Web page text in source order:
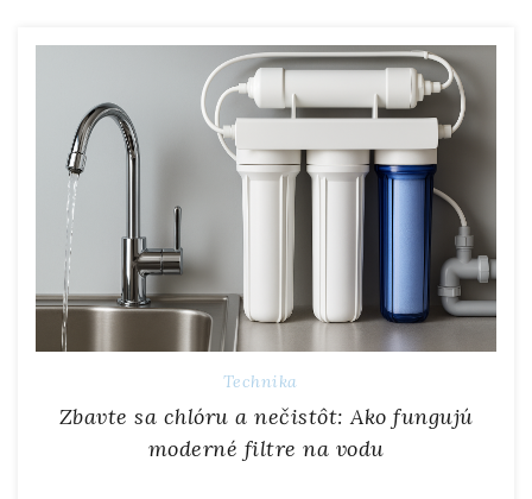
Technika
Zbavte sa chlóru a nečistôt: Ako fungujú
moderné filtre na vodu